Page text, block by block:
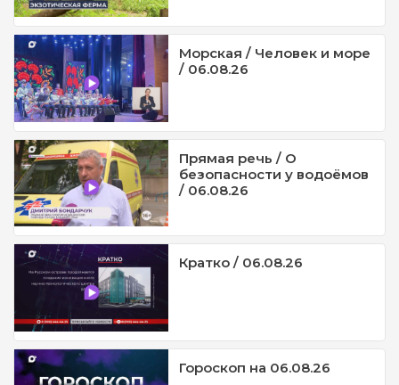
Морская / Человек и море
/ 06.08.26
Прямая речь / О
безопасности у водоёмов
/ 06.08.26
Кратко / 06.08.26
Гороскоп на 06.08.26